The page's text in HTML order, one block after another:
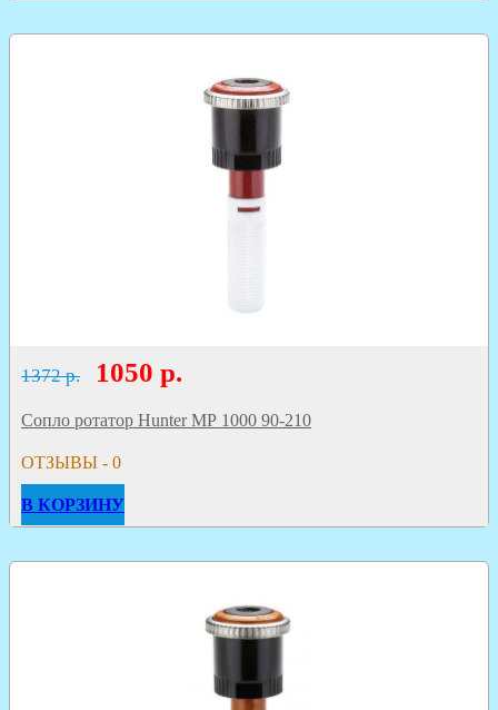
1372 р. 1050 р.
Сопло ротатор Hunter МР 1000 90-210
ОТЗЫВЫ - 0
В КОРЗИНУ